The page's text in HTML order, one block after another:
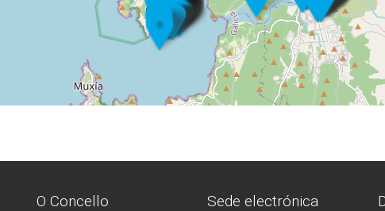
O Concello Sede electrónica